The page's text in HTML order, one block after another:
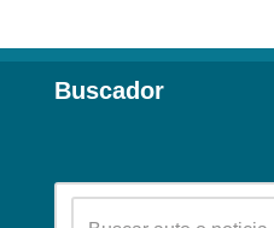
Buscador